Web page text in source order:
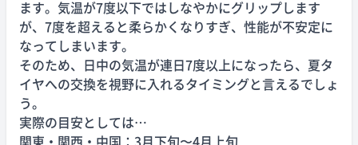
ます。気温が7度以下ではしなやかにグリップします
が、7度を超えると柔らかくなりすぎ、性能が不安定に
なってしまいます。
そのため、日中の気温が連日7度以上になったら、夏タ
イヤへの交換を視野に入れるタイミングと言えるでしょ
う。
実際の目安としては…
関東・関西・中国：3月下旬〜4月上旬